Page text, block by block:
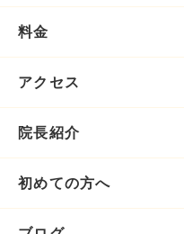
料金
アクセス
院長紹介
初めての方へ